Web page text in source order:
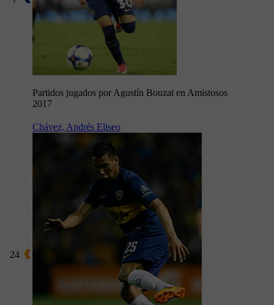
Partidos jugados por Agustín Bouzat en Amistosos
2017
24
Chávez, Andrés Eliseo